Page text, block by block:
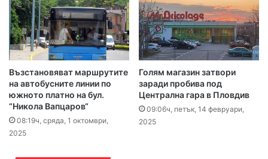
Възстановяват маршрутите
на автобусните линии по
южното платно на бул.
“Никола Вапцаров“
08:19ч, сряда, 1 октомври,
2025
Голям магазин затвори
заради пробива под
Централна гара в Пловдив
09:06ч, петък, 14 февруари,
2025